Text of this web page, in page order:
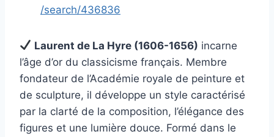
/search/436836
Laurent de La Hyre (1606-1656) incarne
l’âge d’or du classicisme français. Membre
fondateur de l’Académie royale de peinture et
de sculpture, il développe un style caractérisé
par la clarté de la composition, l’élégance des
figures et une lumière douce. Formé dans le